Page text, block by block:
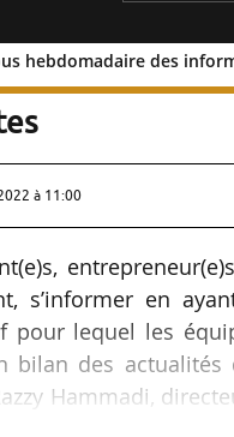
hebdomadaire des
vous
à 11:00
s’informer en
lequel les
bilan des actualités
Hammadi,